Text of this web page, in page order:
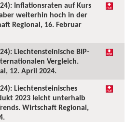
Inflationsraten auf Kurs
weiterhin hoch in der
Regional, 16. Februar
Liechtensteinische BIP-
Vergleich.
12. April 2024.
Liechtensteinisches
2023 leicht unterhalb
Wirtschaft Regional,